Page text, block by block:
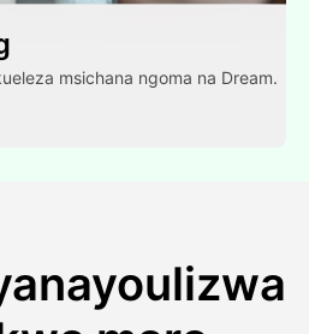
msichana ngoma na Dream.